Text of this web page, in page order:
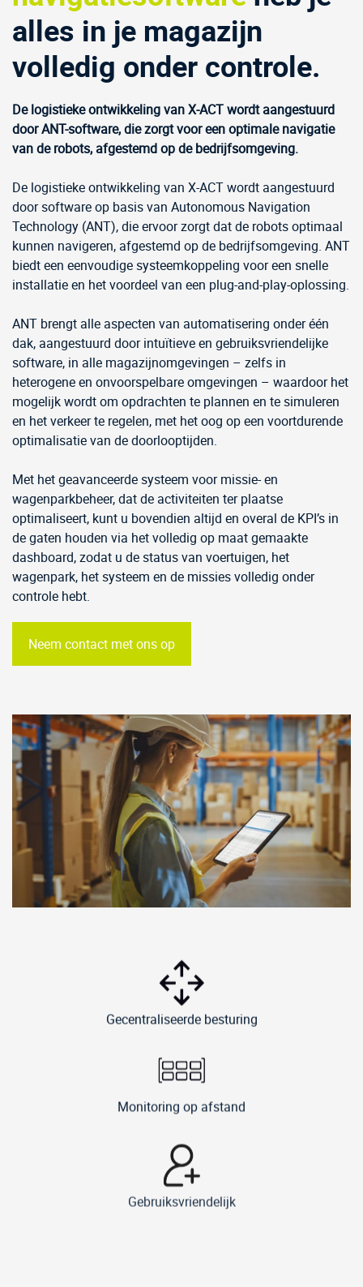
alles in je magazijn
volledig onder controle.
De logistieke ontwikkeling van X-ACT wordt aangestuurd
door ANT-software, die zorgt voor een optimale navigatie
van de robots, afgestemd op de bedrijfsomgeving.
De logistieke ontwikkeling van X-ACT wordt aangestuurd
door software op basis van Autonomous Navigation
Technology (ANT), die ervoor zorgt dat de robots optimaal
kunnen navigeren, afgestemd op de bedrijfsomgeving. ANT
biedt een eenvoudige systeemkoppeling voor een snelle
installatie en het voordeel van een plug-and-play-oplossing.
ANT brengt alle aspecten van automatisering onder één
dak, aangestuurd door intuïtieve en gebruiksvriendelijke
software, in alle magazijnomgevingen – zelfs in
heterogene en onvoorspelbare omgevingen – waardoor het
mogelijk wordt om opdrachten te plannen en te simuleren
en het verkeer te regelen, met het oog op een voortdurende
optimalisatie van de doorlooptijden.
Met het geavanceerde systeem voor missie- en
wagenparkbeheer, dat de activiteiten ter plaatse
optimaliseert, kunt u bovendien altijd en overal de KPI’s in
de gaten houden via het volledig op maat gemaakte
dashboard, zodat u de status van voertuigen, het
wagenpark, het systeem en de missies volledig onder
controle hebt.
Neem contact met ons op
Gecentraliseerde besturing
Monitoring op afstand
Gebruiksvriendelijk